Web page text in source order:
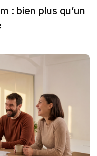
: bien plus qu’un